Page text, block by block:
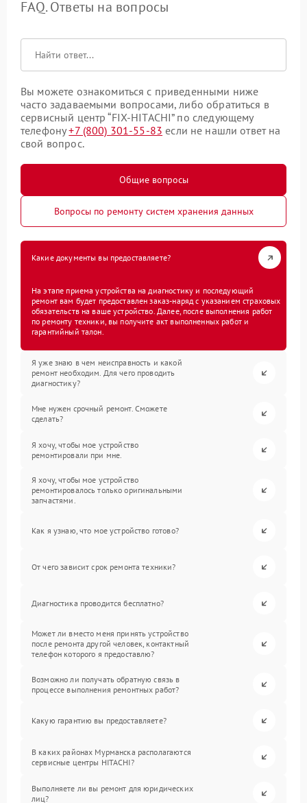
FAQ. Ответы на вопросы
Вы можете ознакомиться с приведенными ниже
часто задаваемыми вопросами, либо обратиться в
сервисный центр “FIX-HITACHI” по следующему
телефону+7 (800) 301-55-83 если не нашли ответ на
свой вопрос.
Общие вопросы
Вопросы по ремонту систем хранения данных
Какие документы вы предоставляете?
На этапе приема устройства на диагностику и последующий
ремонт вам будет предоставлен заказ-наряд с указанием страховых
обязательств на ваше устройство. Далее, после выполнения работ
по ремонту техники, вы получите акт выполненных работ и
гарантийный талон.
Я уже знаю в чем неисправность и какой
ремонт необходим. Для чего проводить
диагностику?
Мне нужен срочный ремонт. Сможете
сделать?
Я хочу, чтобы мое устройство
ремонтировали при мне.
Я хочу, чтобы мое устройство
ремонтировалось только оригинальными
запчастями.
Как я узнаю, что мое устройство готово?
От чего зависит срок ремонта техники?
Диагностика проводится бесплатно?
Может ли вместо меня принять устройство
после ремонта другой человек, контактный
телефон которого я предоставлю?
Возможно ли получать обратную связь в
процессе выполнения ремонтных работ?
Какую гарантию вы предоставляете?
В каких районах Мурманска располагаются
сервисные центры HITACHI?
Выполняете ли вы ремонт для юридических
лиц?